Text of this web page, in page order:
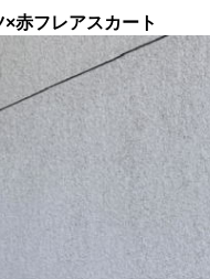
赤フレアスカート